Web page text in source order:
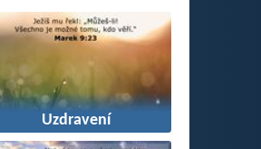
Uzdravení